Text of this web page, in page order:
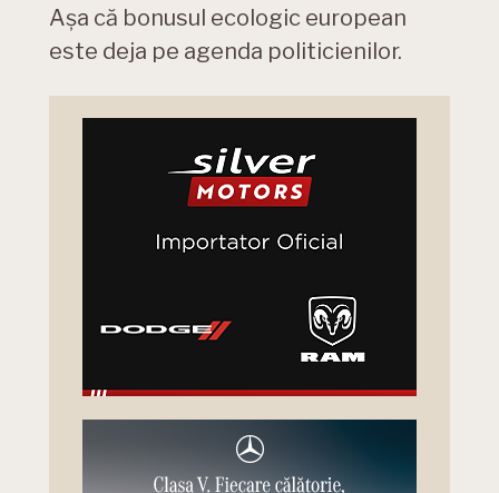
Așa că bonusul ecologic european
este deja pe agenda politicienilor.